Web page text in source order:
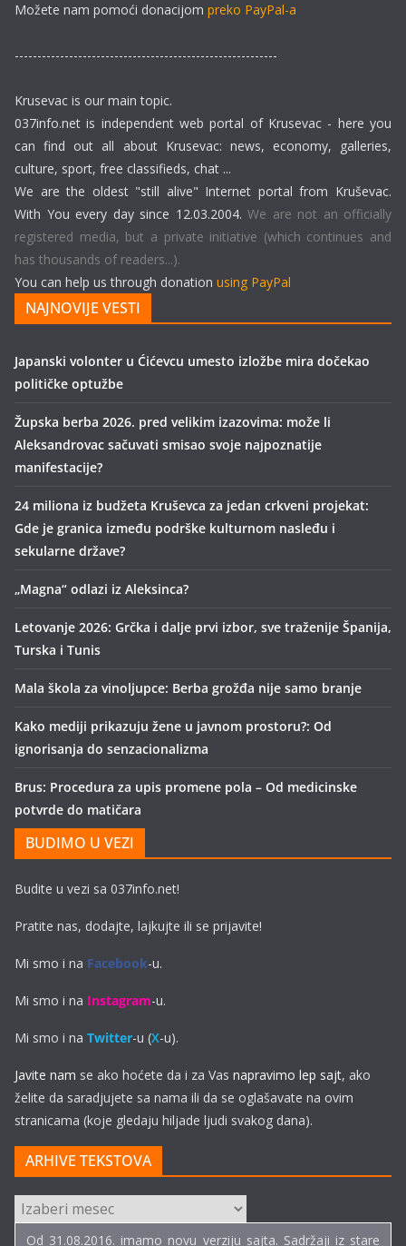
Možete nam pomoći donacijom preko PayPal-a
----------------------------------------------------------
Krusevac is our main topic.
037info.net is independent web portal of Krusevac - here you
can find out all about Krusevac: news, economy, galleries,
culture, sport, free classifieds, chat ...
We are the oldest "still alive" Internet portal from Kruševac.
With You every day since 12.03.2004. We are not an officially
registered media, but a private initiative (which continues and
has thousands of readers...).
You can help us through donation using PayPal
NAJNOVIJE VESTI
Japanski volonter u Ćićevcu umesto izložbe mira dočekao
političke optužbe
Župska berba 2026. pred velikim izazovima: može li
Aleksandrovac sačuvati smisao svoje najpoznatije
manifestacije?
24 miliona iz budžeta Kruševca za jedan crkveni projekat:
Gde je granica između podrške kulturnom nasleđu i
sekularne države?
„Magna“ odlazi iz Aleksinca?
Letovanje 2026: Grčka i dalje prvi izbor, sve traženije Španija,
Turska i Tunis
Mala škola za vinoljupce: Berba grožđa nije samo branje
Kako mediji prikazuju žene u javnom prostoru?: Od
ignorisanja do senzacionalizma
Brus: Procedura za upis promene pola – Od medicinske
potvrde do matičara
BUDIMO U VEZI
Budite u vezi sa 037info.net!
Pratite nas, dodajte, lajkujte ili se prijavite!
Mi smo i na Facebook-u.
Mi smo i na Instagram-u.
Mi smo i na Twitter-u (X-u).
Javite nam se ako hoćete da i za Vas napravimo lep sajt, ako
želite da saradjujete sa nama ili da se oglašavate na ovim
stranicama (koje gledaju hiljade ljudi svakog dana).
ARHIVE TEKSTOVA
ARHIVE
TEKSTOVA
Od 31.08.2016. imamo novu verziju sajta. Sadržaji iz stare